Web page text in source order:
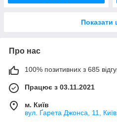
Показати
Про нас
100% позитивних з 685
Працює з 03.11.2021
м. Київ
вул. Ґарета Джонса, 11,